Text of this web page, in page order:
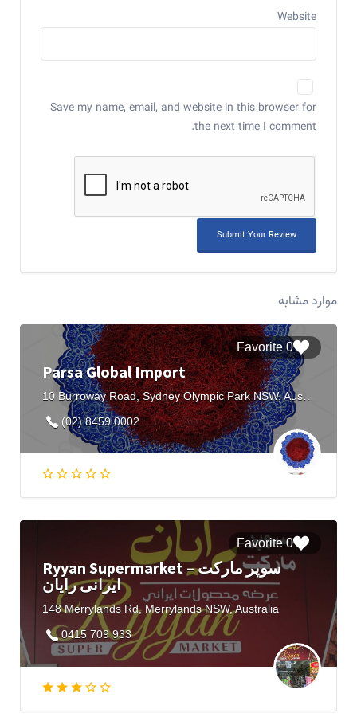
Website
Save my name, email, and website in this browser for
the next time I comment.
موارد مشابه
0 Favorite
Parsa Global Import
(02) 8459 0002
0 Favorite
Ryyan Supermarket – سوپر مارکت
ایرانی رایان
148 Merrylands Rd, Merrylands NSW, Australia
0415 709 933